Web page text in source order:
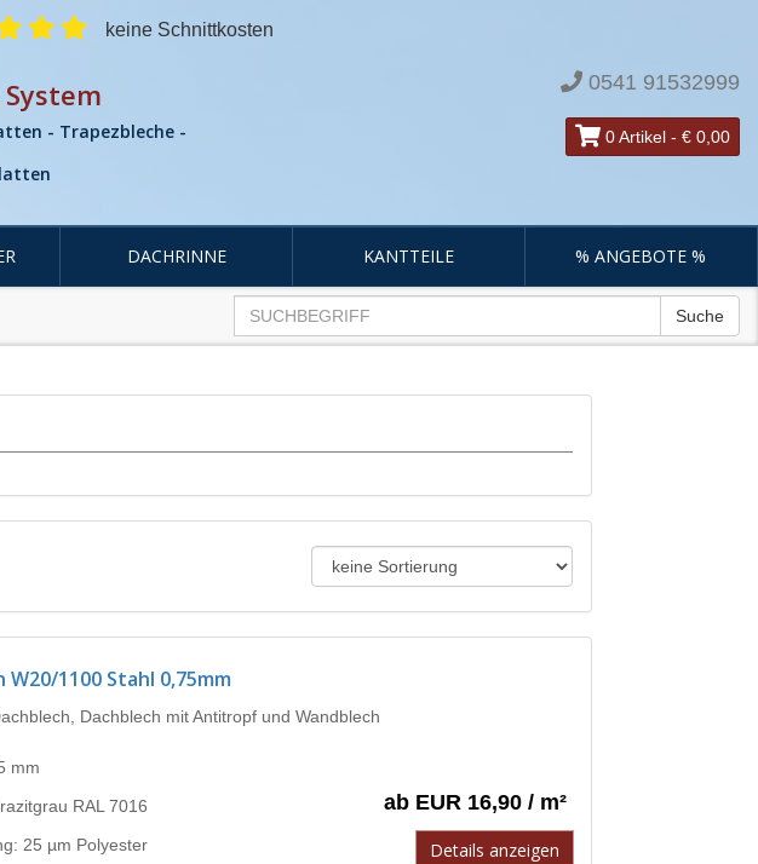
keine Schnittkosten
- Trapezbleche -
0541 91532999
0 Artikel - € 0,00
DACHRINNE KANTTEILE % ANGEBOTE %
Suche
1100 Stahl 0,75mm
Dachblech mit Antitropf und Wandblech
mm
RAL 7016
25 µm Polyester
ab EUR 16,90 / m²
Details anzeigen